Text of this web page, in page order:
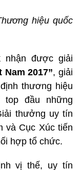
hiệu quốc
nhận được giải
2017”, giải
thương hiệu
top đầu những
thưởng uy tín
và Cục Xúc tiến
hợp tổ chức.
vị thế, uy tín